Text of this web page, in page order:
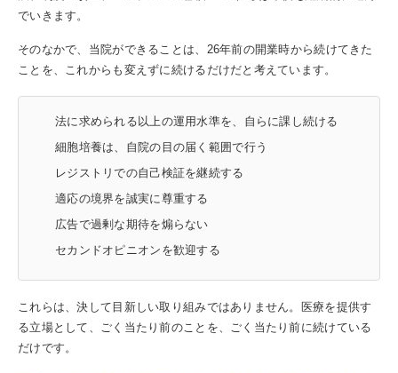
でいきます。
そのなかで、当院ができることは、26年前の開業時から続けてきた
ことを、これからも変えずに続けるだけだと考えています。
法に求められる以上の運用水準を、自らに課し続ける
細胞培養は、自院の目の届く範囲で行う
レジストリでの自己検証を継続する
適応の境界を誠実に尊重する
広告で過剰な期待を煽らない
セカンドオピニオンを歓迎する
これらは、決して目新しい取り組みではありません。医療を提供す
る立場として、ごく当たり前のことを、ごく当たり前に続けている
だけです。